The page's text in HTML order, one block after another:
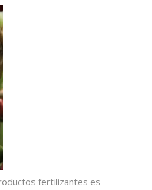
fertilizantes es